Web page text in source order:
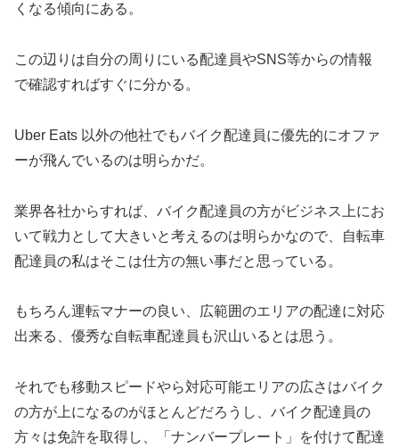
くなる傾向にある。
この辺りは自分の周りにいる配達員やSNS等からの情報
で確認すればすぐに分かる。
Uber Eats 以外の他社でもバイク配達員に優先的にオファ
ーが飛んでいるのは明らかだ。
業界各社からすれば、バイク配達員の方がビジネス上にお
いて戦力として大きいと考えるのは明らかなので、自転車
配達員の私はそこは仕方の無い事だと思っている。
もちろん運転マナーの良い、広範囲のエリアの配達に対応
出来る、優秀な自転車配達員も沢山いるとは思う。
それでも移動スピードやら対応可能エリアの広さはバイク
の方が上になるのがほとんどだろうし、バイク配達員の
方々は免許を取得し、「ナンバープレート」を付けて配達